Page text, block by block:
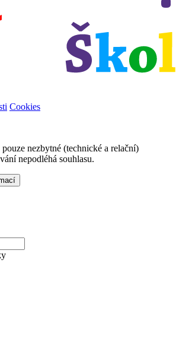
Cookies
nezbytné (technické a relační)
nepodléhá souhlasu.